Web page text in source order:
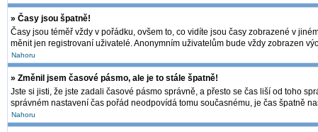
» Časy jsou špatně!
Časy jsou téměř vždy v pořádku, ovšem to, co vidíte jsou časy zobrazené v
měnit jen registrovaní uživatelé. Anonymním uživatelům bude vždy zobrazen
Nahoru
» Změnil jsem časové pásmo, ale je to stále špatně!
Jste si jisti, že jste zadali časové pásmo správně, a přesto se čas liší od toho
správném nastavení čas pořád neodpovídá tomu současnému, je čas špatně
Nahoru